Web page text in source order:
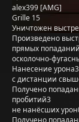
alex399 [AMG]
Grille 15
Уничтожен
Произведено
прямых
осколочно-
Нанесение урона
с дистанции
Получено
пробитий3
не нанёсших урон
Получено